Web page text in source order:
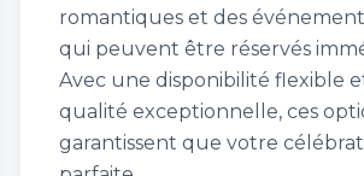
romantiques et des
qui peuvent être réservés
Avec une disponibilité flexible
qualité exceptionnelle, ces
garantissent que votre